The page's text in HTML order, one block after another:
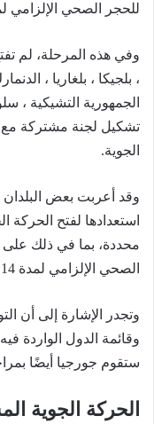
للحجر الصحي الإلزامي لمدة 14
وفي هذه المرحلة، لم
، بلجيكا ، بلغاريا ،
الجمهورية التشيكية ،
تشكيل لجنة مشتركة مع
الجوية.
وقد أعربت بعض البلدان
استعدادها لفتح
محددة، بما في ذلك على
الصحي الإلزامي لمدة 14 يومًا.
وتجدر الإشارة إلى أن
وقائمة الدول الواردة
ستقوم جورجيا أيضًا
الحركة الجوية